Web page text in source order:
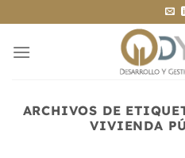
al
contenido
ARCHIVOS DE
VIVIENDA